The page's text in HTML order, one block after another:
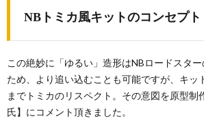
NBトミカ風キットのコンセプト
この絶妙に「ゆるい」造形はNBロードスタ
ため、より追い込むことも可能ですが、キッ
までトミカのリスペクト。その意図を原型制
氏】にコメント頂きました。